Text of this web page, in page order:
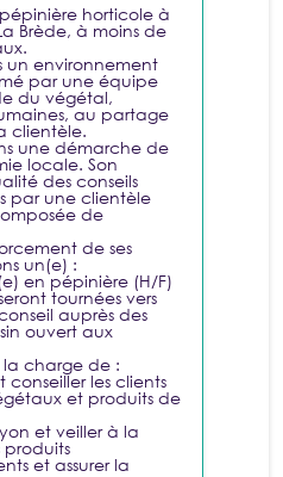
horticole à
Brède, à moins de
un environnement
par une équipe
du végétal,
au partage
clientèle.
une démarche de
locale. Son
des conseils
par une clientèle
de
de ses
un(e) :
en pépinière (H/F)
tournées vers
auprès des
ouvert aux
la charge de :
conseiller les clients
et produits de
et veiller à la
et assurer la